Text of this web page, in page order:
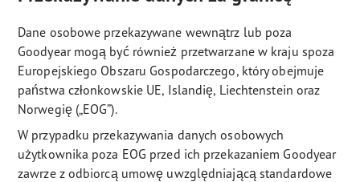
Dane osobowe przekazywane wewnątrz lub poza
Goodyear mogą być również przetwarzane w kraju spoza
Europejskiego Obszaru Gospodarczego, który obejmuje
państwa członkowskie UE, Islandię, Liechtenstein oraz
Norwegię („EOG”).
W przypadku przekazywania danych osobowych
użytkownika poza EOG przed ich przekazaniem Goodyear
zawrze z odbiorcą umowę uwzględniającą standardowe